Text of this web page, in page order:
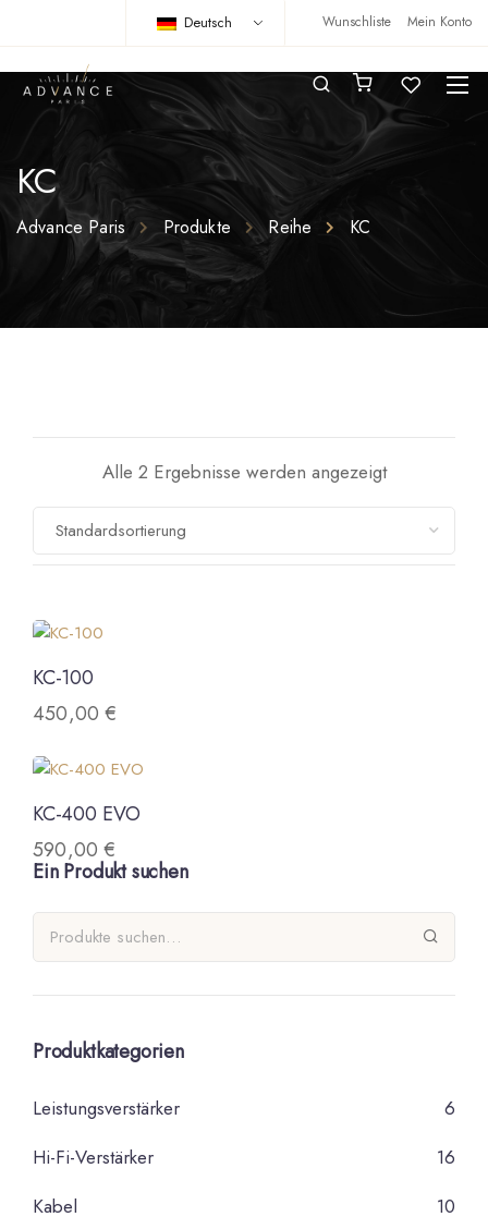
Wunschliste Mein Konto
Deutsch
KC
Advance Paris Produkte Reihe KC
Alle 2 Ergebnisse werden angezeigt
KC-100
450,00€
KC-400 EVO
590,00€
Ein Produkt suchen
Produktkategorien
Leistungsverstärker
6
Hi-Fi-Verstärker
16
Kabel
10